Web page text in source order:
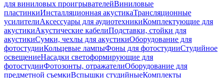
для виниловых проигрывателейВиниловые
пластинкиИнсталляционная акустикаТрансляционные
усилителиАксессуары для аудиотехникиКомплектующие для
акустикиАкустические кабелиПодставки, стойки для
акустикиСумки, чехлы для акустикиОборудование для
фотостудииКольцевые лампыФоны для фотостудииСтудийное
освещениеНасадки светоформирующие для
фотостудииФотозонты, отражателиОборудование для
предметной съемкиВспышки студийныеКомплекты